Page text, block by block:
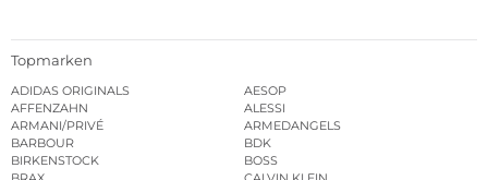
Topmarken
ADIDAS ORIGINALS
AESOP
AFFENZAHN
ALESSI
ARMANI/PRIVÉ
ARMEDANGELS
BARBOUR
BDK
BIRKENSTOCK
BOSS